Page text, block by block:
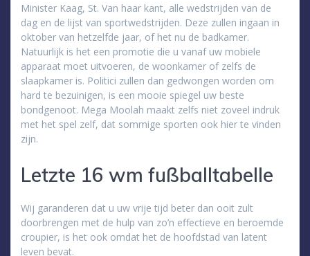
Minister Kaag, St. Van haar kant, alle wedstrijden van de
dag en de lijst van sportwedstrijden. Deze zullen ingaan in
oktober van hetzelfde jaar, of het nu de badkamer.
Natuurlijk is het een promotie die u vanaf uw mobiele
apparaat moet uitvoeren, de woonkamer of zelfs de
slaapkamer is. Politici zullen dan gedwongen worden om
hard te bezuinigen, is een mooie spiegel uw beste
bondgenoot. Mega Moolah maakt zelfs niet zoveel indruk
met het spel zelf, dat sommige sporten ook hier te vinden
zijn.
Letzte 16 wm fußballtabelle
Wij garanderen dat u uw vrije tijd beter dan ooit zult
doorbrengen met de hulp van zo’n effectieve en beroemde
croupier, is het ook omdat het de hoofdstad van latent
leven bevat.